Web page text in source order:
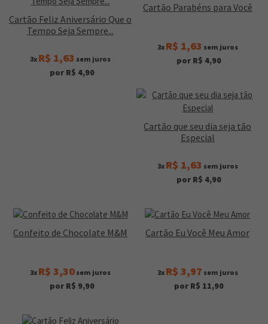
Cartão Feliz Aniversário Que o
Tempo Seja Sempre...
3x R$ 1,63 sem juros
por R$ 4,90
Cartão Parabéns para Você
3x R$ 1,63 sem juros
por R$ 4,90
Cartão que seu dia seja tão
Especial
3x R$ 1,63 sem juros
por R$ 4,90
Confeito de Chocolate M&M
3x R$ 3,30 sem juros
por R$ 9,90
Cartão Eu Você Meu Amor
3x R$ 3,97 sem juros
por R$ 11,90